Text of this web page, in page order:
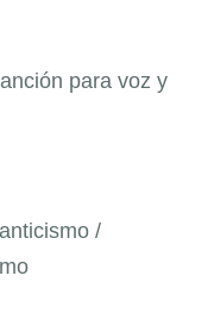
para voz y
/